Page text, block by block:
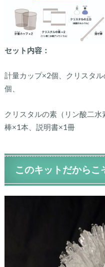
セット内容：
計量カップ×2個、クリスタ
個、
クリスタルの素（リン酸二
棒×1本、説明書×1冊
このキットだからこ